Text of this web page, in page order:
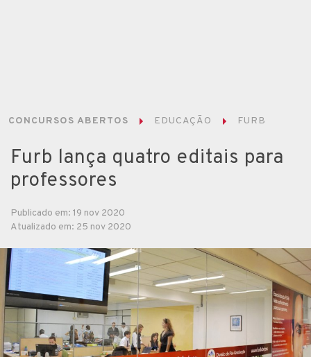
CONCURSOS ABERTOS EDUCAÇÃO FURB
Furb lança quatro editais para
professores
Publicado em: 19 nov 2020
Atualizado em: 25 nov 2020